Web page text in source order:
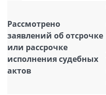
Рассмотрено
заявлений об отсрочке
или рассрочке
исполнения судебных
актов